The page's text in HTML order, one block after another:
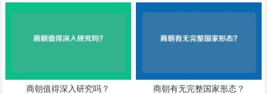
商朝值得深入研究吗？ 商朝有无完整国家形态？